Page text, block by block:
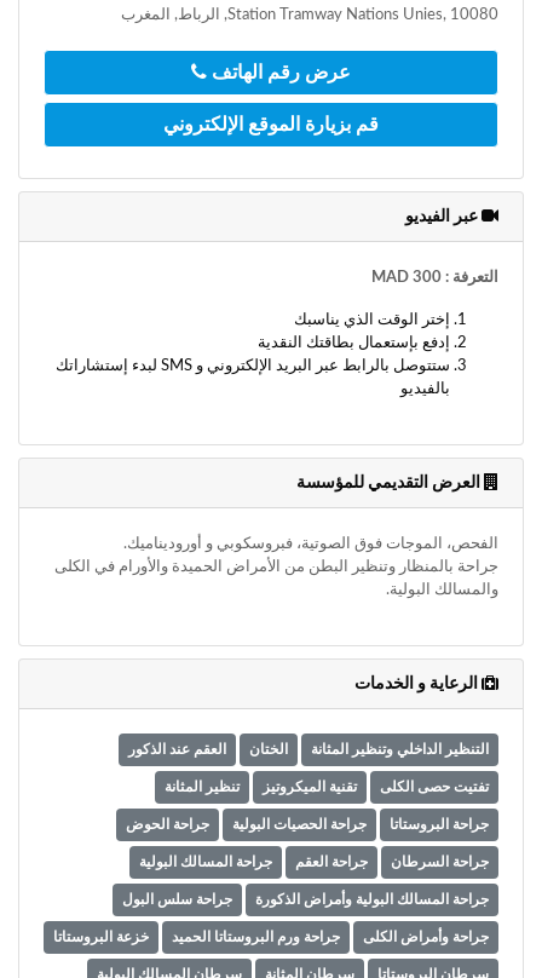
Station Tramway Nations Unies, 10080, الرباط, المغرب
عرض رقم الهاتف
قم بزيارة الموقع الإلكتروني
عبر الفيديو
التعرفة : 300 MAD
إختر الوقت الذي يناسبك
إدفع بإستعمال بطاقتك النقدية
ستتوصل بالرابط عبر البريد الإلكتروني و SMS لبدء إستشاراتك
بالفيديو
العرض التقديمي للمؤسسة
الفحص، الموجات فوق الصوتية، فبروسكوبي و أوروديناميك.
جراحة بالمنظار وتنظير البطن من الأمراض الحميدة والأورام في الكلى
والمسالك البولية.
الرعاية و الخدمات
التنظير الداخلي وتنظير المثانة الختان العقم عند الذكور
تفتيت حصى الكلى تقنية الميكروتيز تنظير المثانة
جراحة البروستاتا جراحة الحصيات البولية جراحة الحوض
جراحة السرطان جراحة العقم جراحة المسالك البولية
جراحة المسالك البولية وأمراض الذكورة جراحة سلس البول
جراحة وأمراض الكلى جراحة ورم البروستاتا الحميد خزعة البروستاتا
سرطان البروستاتا سرطان المثانة سرطان المسالك البولية
قد
على
الاستخدام
بما
ذلك
الخاصة
بحماية
المعلومات
الشخصية.